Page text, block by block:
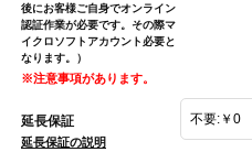
後にお客様ご自身でオンライン
認証作業が必要です。その際マ
イクロソフトアカウント必要と
なります。）
※注意事項があります。
延長保証
延長保証の説明